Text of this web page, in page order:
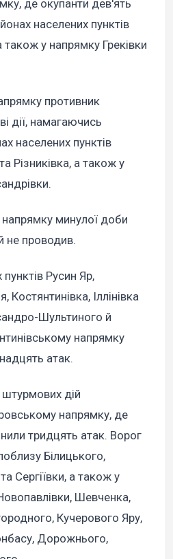
де окупанти дев'ять
населених пунктів
у напрямку Греківки
противник
дії, намагаючись
населених пунктів
Різниківка, а також у
минулої доби
не проводив.
Русин Яр,
Костянтинівка, Іллінівка
Шультиного й
напрямку
атак.
штурмових дій
напрямку, де
тридцять атак. Ворог
Білицького,
Сергіївки, а також у
Шевченка,
Кучерового Яру,
Дорожнього,